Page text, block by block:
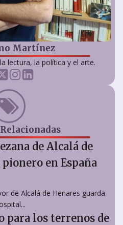
Martínez
lectura, la política y el arte.
de Alcalá de
en España
de Alcalá de Henares guarda
para los terrenos de